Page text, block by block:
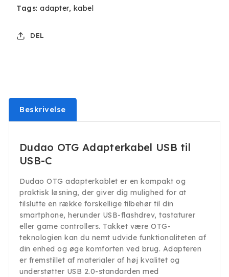
Tags: adapter kabel
DEL
Beskrivelse
Dudao OTG Adapterkabel USB til
USB-C
Dudao OTG adapterkablet er en kompakt og
praktisk løsning, der giver dig mulighed for at
tilslutte en række forskellige tilbehør til din
smartphone, herunder USB-flashdrev, tastaturer
eller game controllers. Takket være OTG-
teknologien kan du nemt udvide funktionaliteten af
din enhed og øge komforten ved brug. Adapteren
er fremstillet af materialer af høj kvalitet og
understøtter USB 2.0-standarden med